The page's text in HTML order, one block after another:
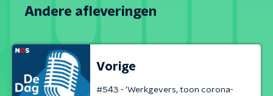
Andere afleveringen
Vorige
#543 - 'Werkgevers, toon corona-